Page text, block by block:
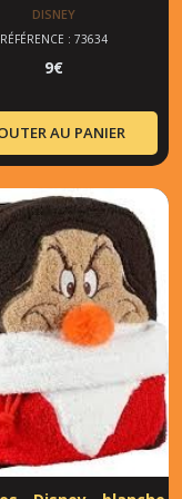
DISNEY
RÉFÉRENCE : 73634
9€
AU PANIER